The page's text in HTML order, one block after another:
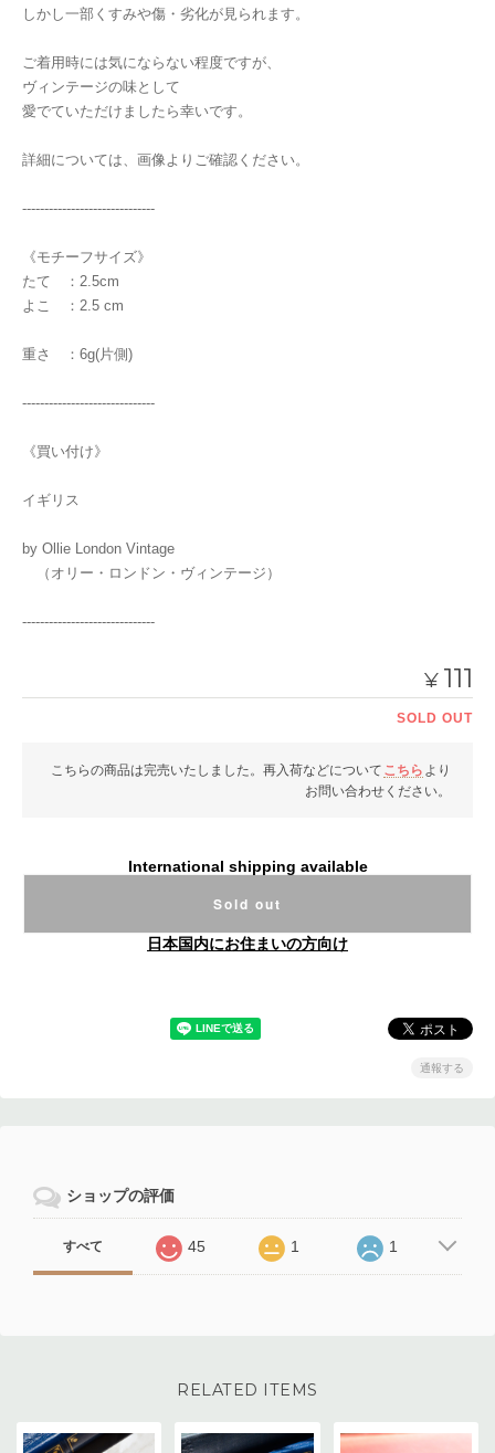
しかし一部くすみや傷・劣化が見られます。
ご着用時には気にならない程度ですが、
ヴィンテージの味として
愛でていただけましたら幸いです。
詳細については、画像よりご確認ください。
------------------------------
《モチーフサイズ》
たて ：2.5cm
よこ ：2.5 cm
重さ ：6g(片側)
------------------------------
《買い付け》
イギリス
by Ollie London Vintage
（オリー・ロンドン・ヴィンテージ）
------------------------------
¥ 111
SOLD OUT
こちらの商品は完売いたしました。再入荷などについて こちら より
お問い合わせください。
International shipping available
Sold out
日本国内にお住まいの方向け
通報する
ショップの評価
すべて 45 1 1
RELATED ITEMS